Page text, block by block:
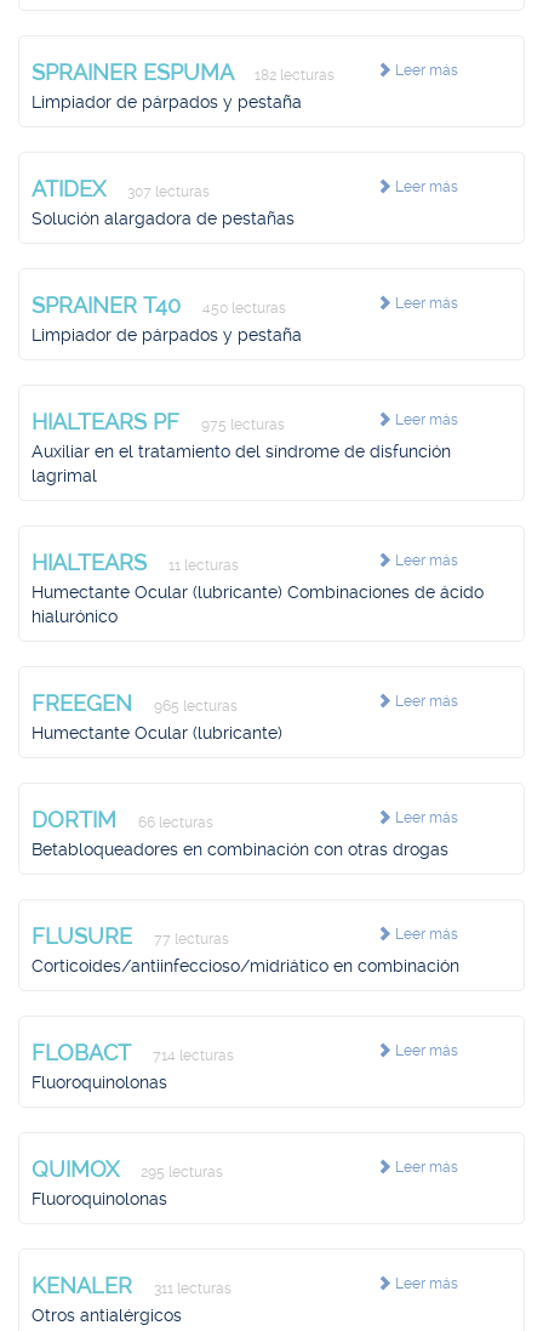
Leer más
SPRAINER ESPUMA 182 lecturas
Limpiador de párpados y pestaña
Leer más
ATIDEX 307 lecturas
Solución alargadora de pestañas
Leer más
SPRAINER T40 450 lecturas
Limpiador de párpados y pestaña
Leer más
HIALTEARS PF 975 lecturas
Auxiliar en el tratamiento del síndrome de disfunción
lagrimal
Leer más
HIALTEARS 11 lecturas
Humectante Ocular (lubricante) Combinaciones de ácido
hialurónico
Leer más
FREEGEN 965 lecturas
Humectante Ocular (lubricante)
Leer más
DORTIM 66 lecturas
Betabloqueadores en combinación con otras drogas
Leer más
FLUSURE 77 lecturas
Corticoides/antiinfeccioso/midriático en combinación
Leer más
FLOBACT 714 lecturas
Fluoroquinolonas
Leer más
QUIMOX 295 lecturas
Fluoroquinolonas
Leer más
KENALER 311 lecturas
Otros antialérgicos